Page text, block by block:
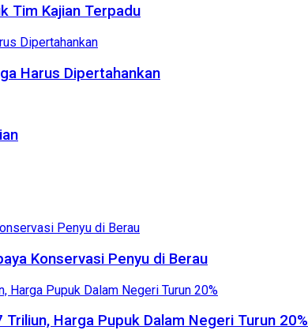
Tim Kajian Terpadu
Harus Dipertahankan
Konservasi Penyu di Berau
Harga Pupuk Dalam Negeri Turun 20%